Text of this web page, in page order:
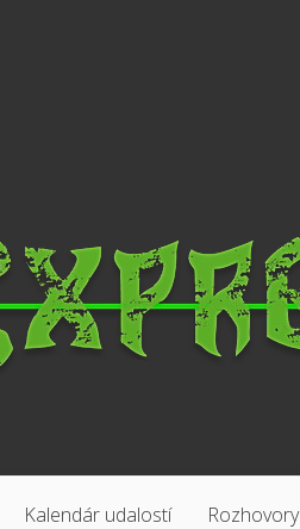
Kalendár udalostí Rozhovory